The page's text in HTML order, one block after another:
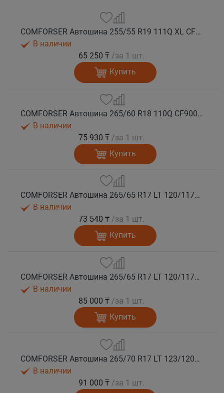
COMFORSER Автошина 255/55 R19 111Q XL CF9000 R/T RWL лето
В наличии
65 250 ₸ /за 1 шт.
Купить
COMFORSER Автошина 265/60 R18 110Q CF9000 R/T RWL лето
В наличии
75 930 ₸ /за 1 шт.
Купить
COMFORSER Автошина 265/65 R17 LT 120/117Q CF9000 R/T RWL 10PR лето
В наличии
73 540 ₸ /за 1 шт.
Купить
COMFORSER Автошина 265/65 R17 LT 120/117Q CF9000 R/T RWL 10PR лето
В наличии
85 000 ₸ /за 1 шт.
Купить
COMFORSER Автошина 265/70 R17 LT 123/120Q CF9000 R/T RWL 10PR лето
В наличии
91 000 ₸ /за 1 шт.